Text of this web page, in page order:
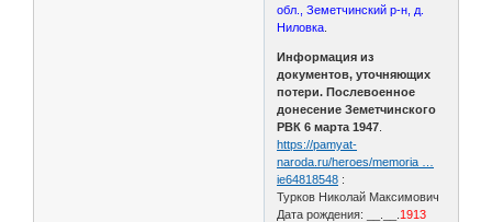
обл., Земетчинский р-н, д.
Ниловка
Информация из
документов, уточняющих
потери. Послевоенное
донесение Земетчинского
РВК 6 марта 1947
https://pamyat-
naroda.ru/heroes/memoria …
ie64818548 :
Турков Николай Максимович
Дата рождения: __.__. 1913